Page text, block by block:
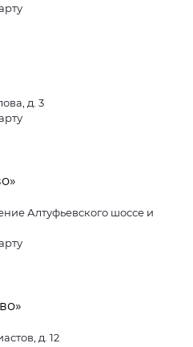
д. 3
Алтуфьевского шоссе и
д. 12